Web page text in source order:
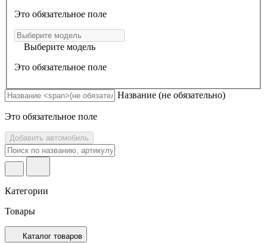
Это обязательное поле
Выберите модель
Это обязательное поле
Название (не обязательно)
Это обязательное поле
Добавить автомобиль
Категории
Товары
Каталог товаров